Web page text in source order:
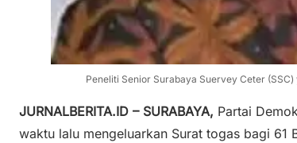
Peneliti Senior Surabaya Suervey Ceter
JURNALBERITA.ID – SURABAYA, Partai
waktu lalu mengeluarkan Surat togas bagi 61